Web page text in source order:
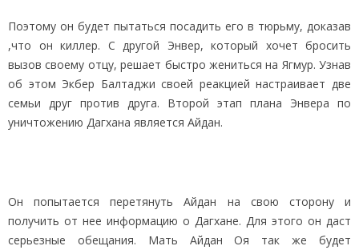
Поэтому он будет пытаться посадить его в тюрьму, доказав
,что он киллер. С другой Энвер, который хочет бросить
вызов своему отцу, решает быстро жениться на Ягмур. Узнав
об этом Экбер Балтаджи своей реакцией настраивает две
семьи друг против друга. Второй этап плана Энвера по
уничтожению Дагхана является Айдан.
Он попытается перетянуть Айдан на свою сторону и
получить от нее информацию о Дагхане. Для этого он даст
серьезные обещания. Мать Айдан Оя так же будет